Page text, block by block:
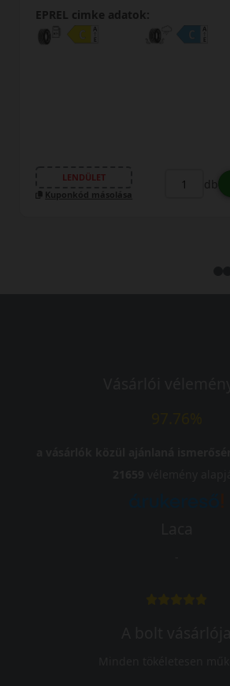
EPREL cimke adatok:
LENDÜLET
Kuponkód másolása
db